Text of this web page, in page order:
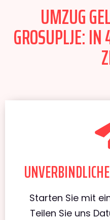
UMZUG
GROSUPLJE:
Starten Sie mit
Teilen Sie uns